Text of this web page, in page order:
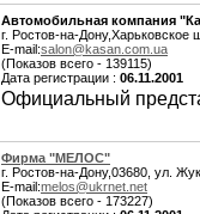
Автомобильная компания
г. Ростов-на-
E-mail:salon@kasan.com.ua
(Показов всего - 139115)
Дата регистрации : 06.11.2001
Официальный
Фирма "МЕЛОС"
г. Ростов-на-Дону,03680, ул.
E-mail:melos@ukrnet.net
(Показов всего - 173227)